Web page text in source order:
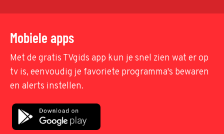
Mobiele apps
Met de gratis TVgids app kun je snel zien wat er op
tv is, eenvoudig je favoriete programma's bewaren
en alerts instellen.